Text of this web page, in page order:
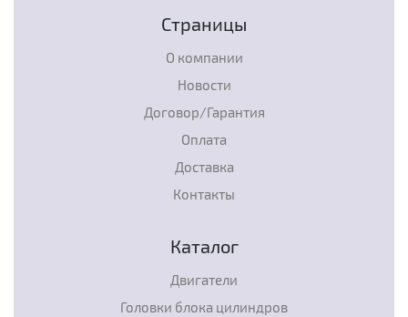
Страницы
О компании
Новости
Договор/Гарантия
Оплата
Доставка
Контакты
Каталог
Двигатели
Головки блока цилиндров